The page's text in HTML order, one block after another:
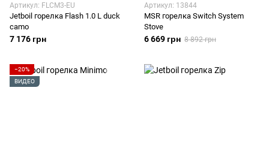
Артикул: FLCM3-EU
Jetboil горелка Flash 1.0 L duck
camo
7 176 грн
Артикул: 13844
MSR горелка Switch System
Stove
6 669 грн 8 892 грн
−20%
ВИДЕО